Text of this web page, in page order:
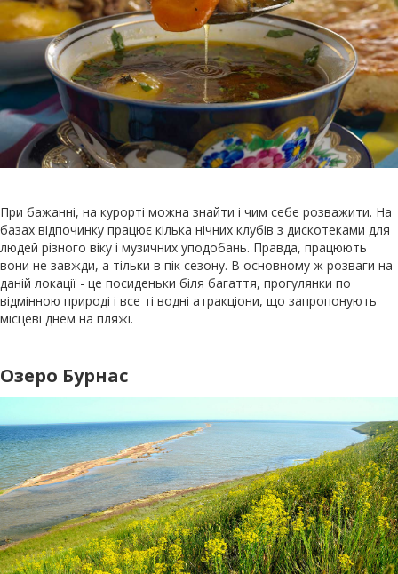
При бажанні, на курорті можна знайти і чим себе розважити. На
базах відпочинку працює кілька нічних клубів з дискотеками для
людей різного віку і музичних уподобань. Правда, працюють
вони не завжди, а тільки в пік сезону. В основному ж розваги на
даній локації - це посиденьки біля багаття, прогулянки по
відмінною природі і все ті водні атракціони, що запропонують
місцеві днем ​​на пляжі.
Озеро Бурнас